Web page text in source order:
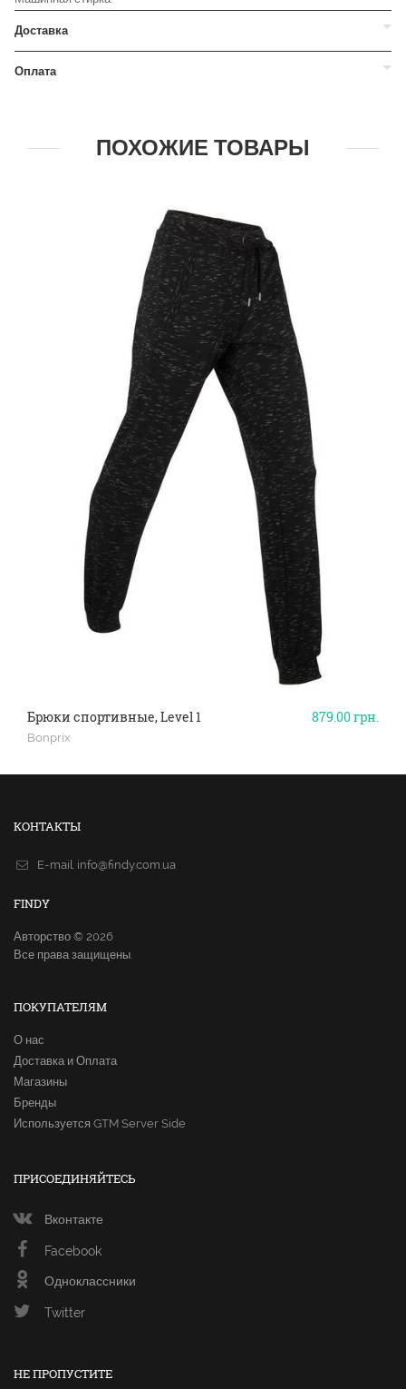
Доставка
Оплата
ПОХОЖИЕ ТОВАРЫ
879.00грн.
Брюки спортивные, Level 1
Bonprix
КОНТАКТЫ
E-mail. info@findy.com.ua
FINDY
Авторство © 2026
Все права защищены.
ПОКУПАТЕЛЯМ
О нас
Доставка и Оплата
Магазины
Бренды
Используется GTM Server Side
ПРИСОЕДИНЯЙТЕСЬ
Вконтакте
Facebook
Одноклассники
Twitter
НЕ ПРОПУСТИТЕ